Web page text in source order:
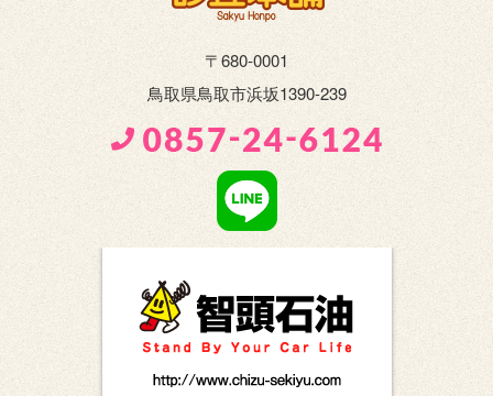
〒680-0001
鳥取県鳥取市浜坂1390-239